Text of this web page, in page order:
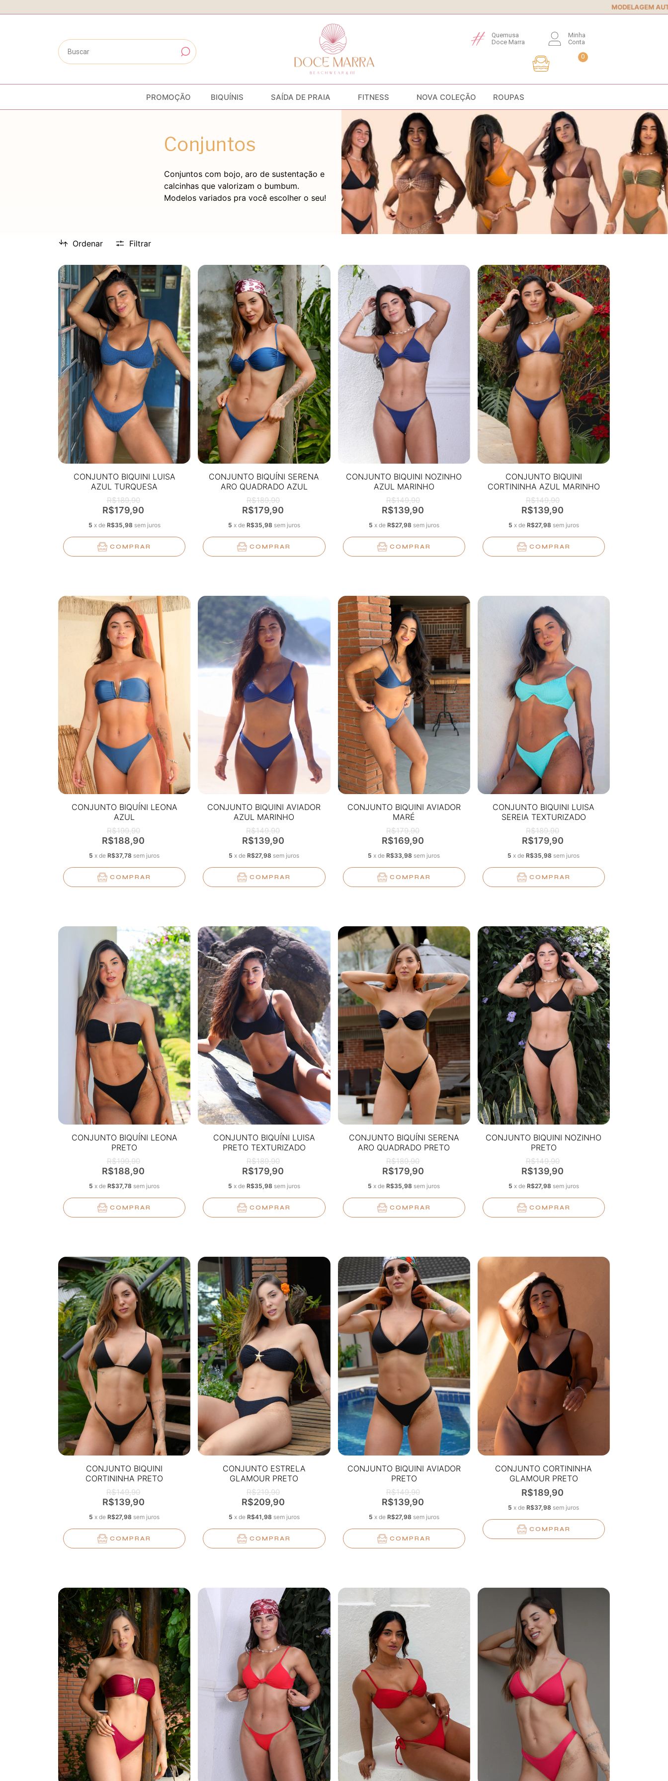
MODELAGEM AUTORAL• Conforto e
Minha
Conta
Quemusa
Doce Marra
0
PROMOÇÃO BIQUÍNIS SAÍDA DE PRAIA FITNESS NOVA COLEÇÃO ROUPAS
Conjuntos
Conjuntos com bojo, aro de sustentação e
calcinhas que valorizam o bumbum.
Modelos variados pra você escolher o seu!
Ordenar Filtrar
CONJUNTO BIQUINI LUISA
AZUL TURQUESA
TEXTURIZADO
R$189,90
R$179,90
5 x de R$35,98 sem juros
COMPRAR
CONJUNTO BIQUÍNI SERENA
ARO QUADRADO AZUL
R$189,90
R$179,90
5 x de R$35,98 sem juros
COMPRAR
CONJUNTO BIQUINI NOZINHO
AZUL MARINHO
R$149,90
R$139,90
5 x de R$27,98 sem juros
COMPRAR
CONJUNTO BIQUINI
CORTININHA AZUL MARINHO
R$149,90
R$139,90
5 x de R$27,98 sem juros
COMPRAR
CONJUNTO BIQUÍNI LEONA
AZUL
R$199,90
R$188,90
5 xdeR$37,78 sem juros
COMPRAR
CONJUNTO BIQUINI AVIADOR
AZUL MARINHO
R$149,90
R$139,90
5 xdeR$27,98 sem juros
COMPRAR
CONJUNTO BIQUINI AVIADOR
MARÉ
R$179,90
R$169,90
5 xdeR$33,98 sem juros
COMPRAR
CONJUNTO BIQUINI LUISA
SEREIA TEXTURIZADO
R$189,90
R$179,90
5 xdeR$35,98 sem juros
COMPRAR
CONJUNTO BIQUÍNI LEONA
PRETO
R$199,90
R$188,90
5 xdeR$37,78 sem juros
COMPRAR
CONJUNTO BIQUÍNI LUISA
PRETO TEXTURIZADO
R$189,90
R$179,90
5 x de R$35,98 sem juros
COMPRAR
CONJUNTO BIQUÍNI SERENA
ARO QUADRADO PRETO
R$189,90
R$179,90
5 xdeR$35,98 sem juros
COMPRAR
CONJUNTO BIQUINI NOZINHO
PRETO
R$149,90
R$139,90
5 x de R$27,98 sem juros
COMPRAR
CONJUNTO BIQUINI
CORTININHA PRETO
R$149,90
R$139,90
5 xdeR$27,98 sem juros
COMPRAR
CONJUNTO ESTRELA
GLAMOUR PRETO
TEXTURIZADO
R$219,90
R$209,90
5 x de R$41,98 sem juros
COMPRAR
CONJUNTO BIQUINI AVIADOR
PRETO
R$149,90
R$139,90
5 x de R$27,98 sem juros
COMPRAR
CONJUNTO CORTININHA
GLAMOUR PRETO
TEXTURIZADO
R$189,90
5 xdeR$37,98 sem juros
COMPRAR